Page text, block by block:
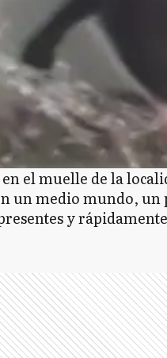
el muelle de la
un medio mundo,
y